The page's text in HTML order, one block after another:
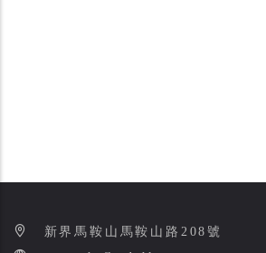
新界馬鞍山馬鞍山路208號